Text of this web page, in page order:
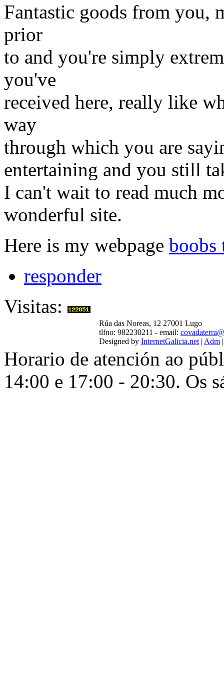
Fantastic goods from you,
prior
to and you're simply
you've
received here, really like
way
through which you are
entertaining and you still
I can't wait to read much
wonderful site.
Here is my webpage boobs
responder
Visitas:
Rúa das Noreas, 12 27001 Lugo
tlfno: 982230211 - email:
Designed by InternetGalicia.net | Adm
Horario de atención ao
14:00 e 17:00 - 20:30. Os